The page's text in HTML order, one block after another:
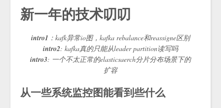
新一年的技术叨叨
intro1 ：kafk异常io图，kafka rebalance和reassigne区别
intro2: kafka真的只能从leader partition读写吗
intro3: 一个不太正常的elasticsaerch分片分布场景下的
扩容
从一些系统监控图能看到些什么